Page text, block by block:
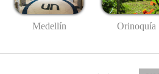
Medellín Orinoquía